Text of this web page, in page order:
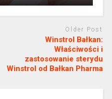
Older Post
Winstrol Bałkan:
Właściwości i
zastosowanie sterydu
Winstrol od Bałkan Pharma